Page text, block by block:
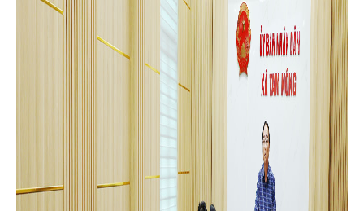
đồng chí Hoàng Văn Dũng - Bí thư Đảng ủy, Giám đốc Phòng
Giao dịch Ngân hàng CSXH Tam Nông; lãnh đạo Văn phòng
HĐND & UBND xã; các thành viên Ban đại diện HĐQT NHCSXH
xã; Trưởng các tổ chính trị - xã hội nhận ủy thác gồm: Hội Cựu
chiến binh, Hội Phụ nữ, Hội Nông dân, Đoàn Thanh niên cùng
lãnh đạo, cán bộ chuyên trách Phòng giao dịch NHCSXH Tam